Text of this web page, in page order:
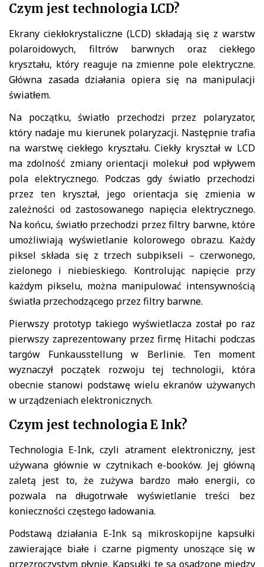
Czym jest technologia LCD?
Ekrany ciekłokrystaliczne (LCD) składają się z warstw
polaroidowych, filtrów barwnych oraz ciekłego
kryształu, który reaguje na zmienne pole elektryczne.
Główna zasada działania opiera się na manipulacji
światłem.
Na początku, światło przechodzi przez polaryzator,
który nadaje mu kierunek polaryzacji. Następnie trafia
na warstwę ciekłego kryształu. Ciekły kryształ w LCD
ma zdolność zmiany orientacji molekuł pod wpływem
pola elektrycznego. Podczas gdy światło przechodzi
przez ten kryształ, jego orientacja się zmienia w
zależności od zastosowanego napięcia elektrycznego.
Na końcu, światło przechodzi przez filtry barwne, które
umożliwiają wyświetlanie kolorowego obrazu. Każdy
piksel składa się z trzech subpikseli – czerwonego,
zielonego i niebieskiego. Kontrolując napięcie przy
każdym pikselu, można manipulować intensywnością
światła przechodzącego przez filtry barwne.
Pierwszy prototyp takiego wyświetlacza został po raz
pierwszy zaprezentowany przez firmę Hitachi podczas
targów Funkausstellung w Berlinie. Ten moment
wyznaczył początek rozwoju tej technologii, która
obecnie stanowi podstawę wielu ekranów używanych
w urządzeniach elektronicznych.
Czym jest technologia E Ink?
Technologia E-Ink, czyli atrament elektroniczny, jest
używana głównie w czytnikach e-booków. Jej główną
zaletą jest to, że zużywa bardzo mało energii, co
pozwala na długotrwałe wyświetlanie treści bez
konieczności częstego ładowania.
Podstawą działania E-Ink są mikroskopijne kapsułki
zawierające białe i czarne pigmenty unoszące się w
przezroczystym płynie. Kapsułki te są osadzone między